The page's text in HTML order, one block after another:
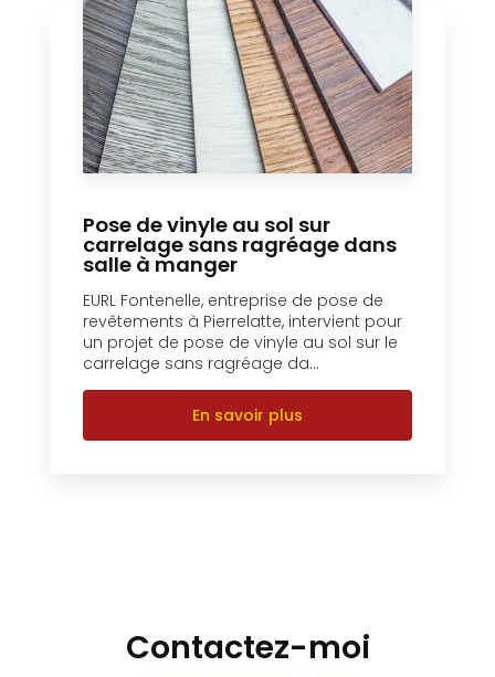
Pose de vinyle au sol sur
carrelage sans ragréage dans
salle à manger
EURL Fontenelle, entreprise de pose de
revêtements à Pierrelatte, intervient pour
un projet de pose de vinyle au sol sur le
carrelage sans ragréage da...
En savoir plus
Contactez-moi